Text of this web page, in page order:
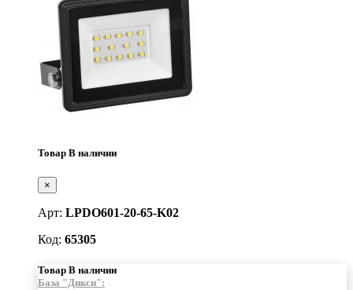
Товар В наличии
×
Арт: LPDO601-20-65-K02
Код: 65305
Товар В наличии
База "Дикси":